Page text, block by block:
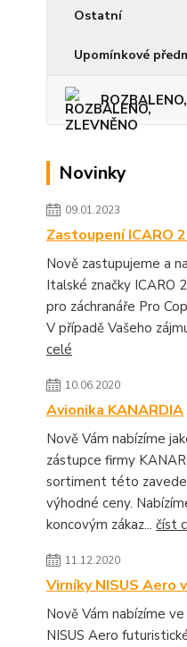
Ostatní
Upomínkové
Novinky
09.01.2023
Zastoupení ICARO
Nově zastupujeme a
Italské značky ICARO
pro záchranáře Pro
V případě Vašeho
celé
10.06.2020
Avionika KANARDIA
Nově Vám nabízíme
zástupce firmy
sortiment této
výhodné ceny.
koncovým zákaz... číst
11.12.2020
Virníky NISUS Aero
Nově Vám nabízíme
NISUS Aero